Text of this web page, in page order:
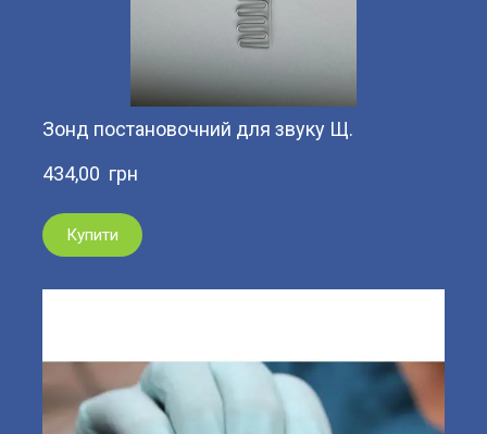
Зонд постановочний для звуку Щ.
434,00  грн
Купити